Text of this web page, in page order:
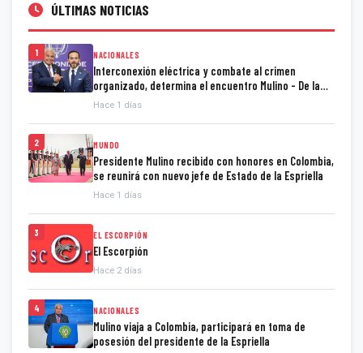
ÚLTIMAS NOTICIAS
1 NACIONALES
Interconexión eléctrica y combate al crimen
organizado, determina el encuentro Mulino - De la
Espriella
Hace 1 días
2 MUNDO
Presidente Mulino recibido con honores en Colombia,
se reunirá con nuevo jefe de Estado de la Espriella
Hace 1 días
3 EL ESCORPIÓN
El Escorpión
Hace 2 días
4 NACIONALES
Mulino viaja a Colombia, participará en toma de
posesión del presidente de la Espriella